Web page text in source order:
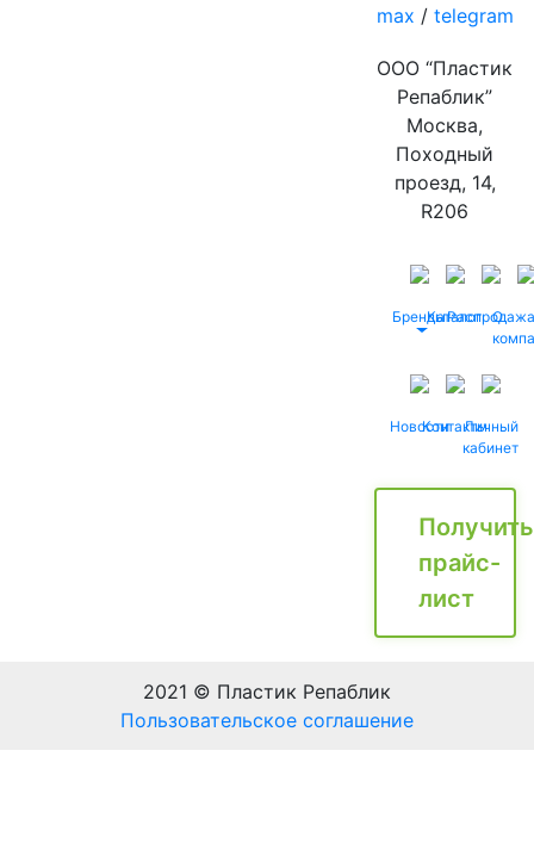
max / telegram
ООО “Пластик
Репаблик”
Москва,
Походный
проезд, 14,
R206
БрендыКаталог
Распродажа
О
НовостиКонтактыЛичный
кабинет
Получить
прайс-
лист
2021 © Пластик Репаблик
Пользовательское соглашение